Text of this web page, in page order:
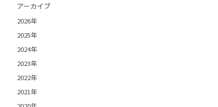
アーカイブ
2026年
2025年
2024年
2023年
2022年
2021年